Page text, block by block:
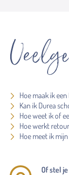
Hoe maak ik
Kan ik Durea
Hoe weet ik of
Hoe werkt
Hoe meet ik
Of stel